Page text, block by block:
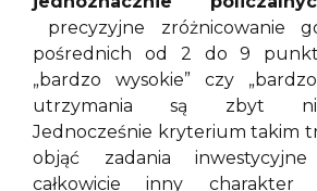
precyzyjne zróżnicowanie
pośrednich od 2 do 9
„bardzo wysokie” czy
utrzymania są zbyt
Jednocześnie kryterium takim
objąć zadania
całkowicie inny charakter